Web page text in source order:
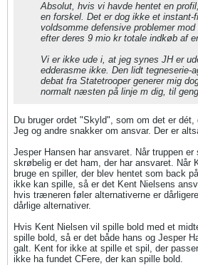
Absolut, hvis vi havde hentet en
en forskel. Det er dog ikke et instant-
voldsomme defensive problemer
efter deres 9 mio kr totale indkøb af
Vi er ikke ude i, at jeg synes JH er
edderasme ikke. Den lidt tegneserie-
debat fra Statetrooper generer mig
normalt næsten på linje m dig, til
Du bruger ordet "Skyld", som om det er
Jeg og andre snakker om ansvar. Der er
Jesper Hansen har ansvaret. Når truppen
skrøbelig er det ham, der har ansvaret. Når
bruge en spiller, der blev hentet som back
ikke kan spille, så er det Kent Nielsens
hvis træneren føler alternativerne er
dårlige alternativer.
Hvis Kent Nielsen vil spille bold med et
spille bold, så er det både hans og Jesper
galt. Kent for ikke at spille et spil, der
ikke ha fundet CFere, der kan spille bold.